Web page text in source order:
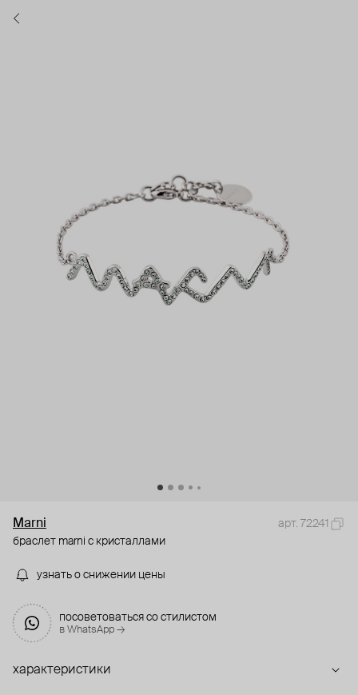
Marni
арт. 72241
браслет marni с кристаллами
узнать о снижении цены
посоветоваться со стилистом
в WhatsApp →
характеристики